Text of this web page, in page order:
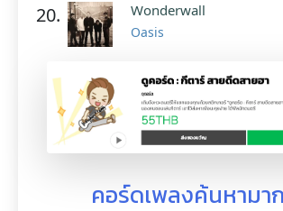
20. Wonderwall
Oasis
คอร์ดเพลงค้นหามา